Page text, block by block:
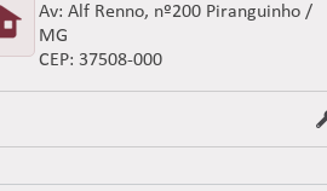
Av: Alf Renno, nº200 Piranguinho /
MG
CEP: 37508-000